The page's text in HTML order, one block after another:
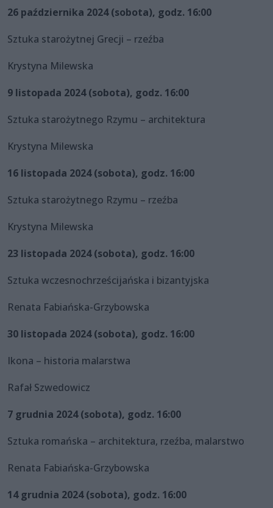
26 października 2024 (sobota), godz. 16:00
Sztuka starożytnej Grecji – rzeźba
Krystyna Milewska
9 listopada 2024 (sobota), godz. 16:00
Sztuka starożytnego Rzymu – architektura
Krystyna Milewska
16 listopada 2024 (sobota), godz. 16:00
Sztuka starożytnego Rzymu – rzeźba
Krystyna Milewska
23 listopada 2024 (sobota), godz. 16:00
Sztuka wczesnochrześcijańska i bizantyjska
Renata Fabiańska-Grzybowska
30 listopada 2024 (sobota), godz. 16:00
Ikona – historia malarstwa
Rafał Szwedowicz
7 grudnia 2024 (sobota), godz. 16:00
Sztuka romańska – architektura, rzeźba, malarstwo
Renata Fabiańska-Grzybowska
14 grudnia 2024 (sobota), godz. 16:00